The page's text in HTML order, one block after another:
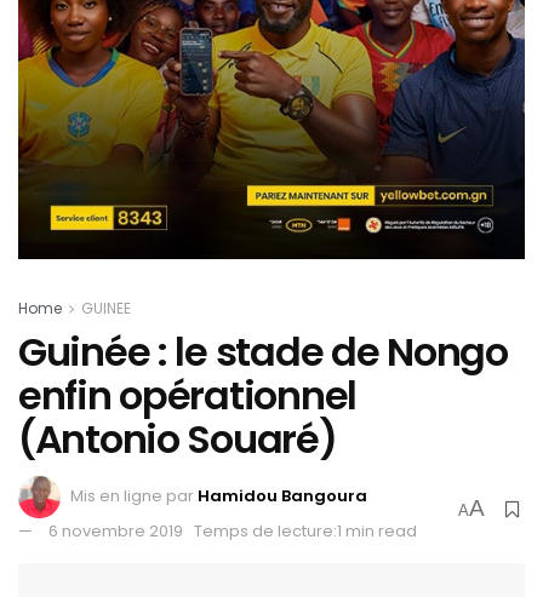
Home GUINEE
Guinée : le stade de Nongo
enfin opérationnel
(Antonio Souaré)
Mis en ligne par Hamidou Bangoura
6 novembre 2019 Temps de lecture:1 min read
AA